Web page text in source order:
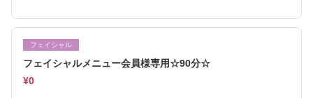
フェイシャル
フェイシャルメニュー会員様専用☆90分☆
¥0